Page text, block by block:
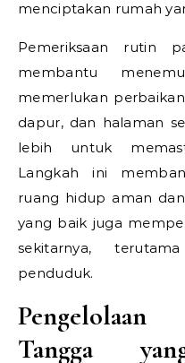
menciptakan rumah
Pemeriksaan rutin
membantu
memerlukan
dapur, dan halaman
lebih untuk
Langkah ini
ruang hidup aman
yang baik juga
sekitarnya,
penduduk.
Tangga